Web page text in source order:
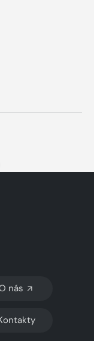
TMAVÝ REŽIM
nás